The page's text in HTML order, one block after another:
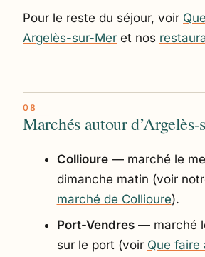
Pour le reste du séjour, voir
Argelès-sur-Mer et nos
Marchés autour
Collioure— marché le
dimanche matin (voir
marché de Collioure).
Port-Vendres— marché
sur le port (voir Que faire